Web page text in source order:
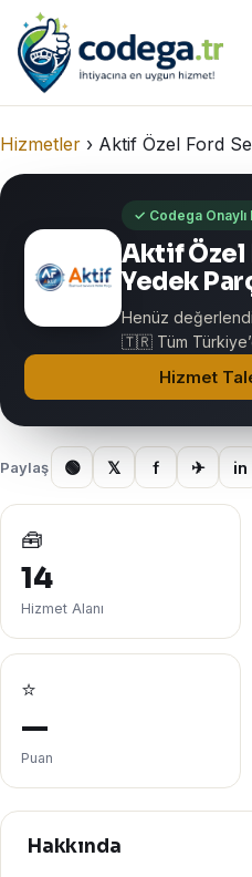
Hizmetler › Aktif Özel Ford
✓ Codega
Aktif Özel
Yedek
Henüz
🇹🇷 Tüm
Hizmet
Paylaş 🟢 𝕏 f ✈ in
🧰
14
Hizmet Alanı
⭐
—
Puan
Hakkında